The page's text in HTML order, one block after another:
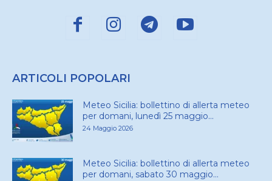
ARTICOLI POPOLARI
Meteo Sicilia: bollettino di allerta meteo
per domani, lunedì 25 maggio...
24 Maggio 2026
Meteo Sicilia: bollettino di allerta meteo
per domani, sabato 30 maggio...